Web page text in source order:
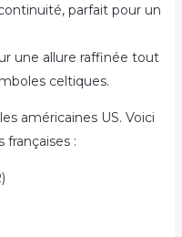
parfait pour un
une allure raffinée tout
celtiques.
américaines US. Voici
françaises :